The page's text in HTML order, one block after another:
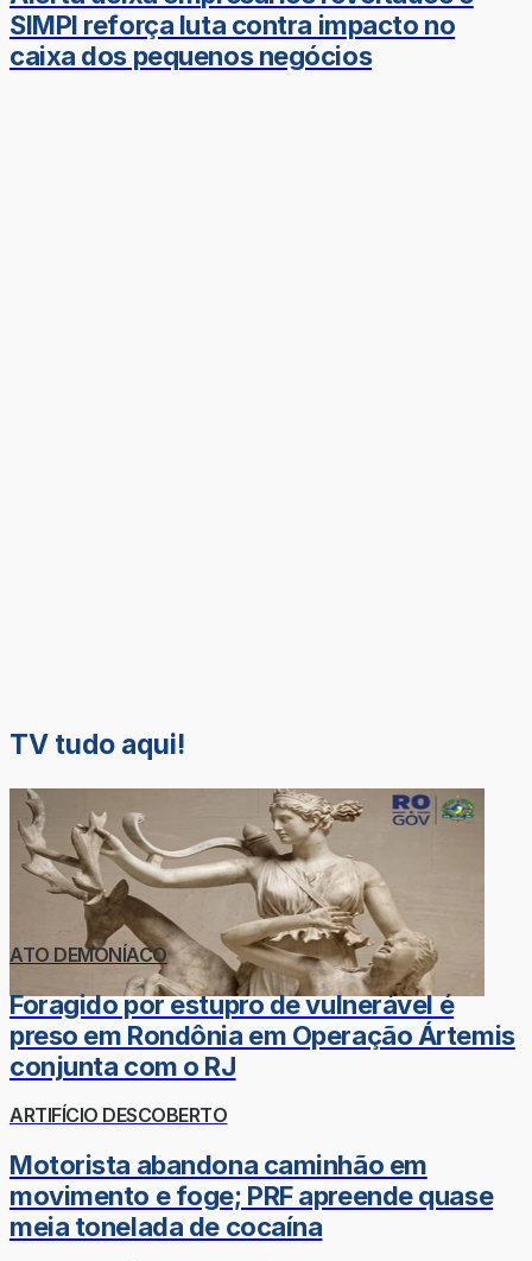
SIMPI reforça luta contra impacto no
caixa dos pequenos negócios
TV tudo aqui!
ATO DEMONÍACO
Foragido por estupro de vulnerável é
preso em Rondônia em Operação Ártemis
conjunta com o RJ
ARTIFÍCIO DESCOBERTO
Motorista abandona caminhão em
movimento e foge; PRF apreende quase
meia tonelada de cocaína